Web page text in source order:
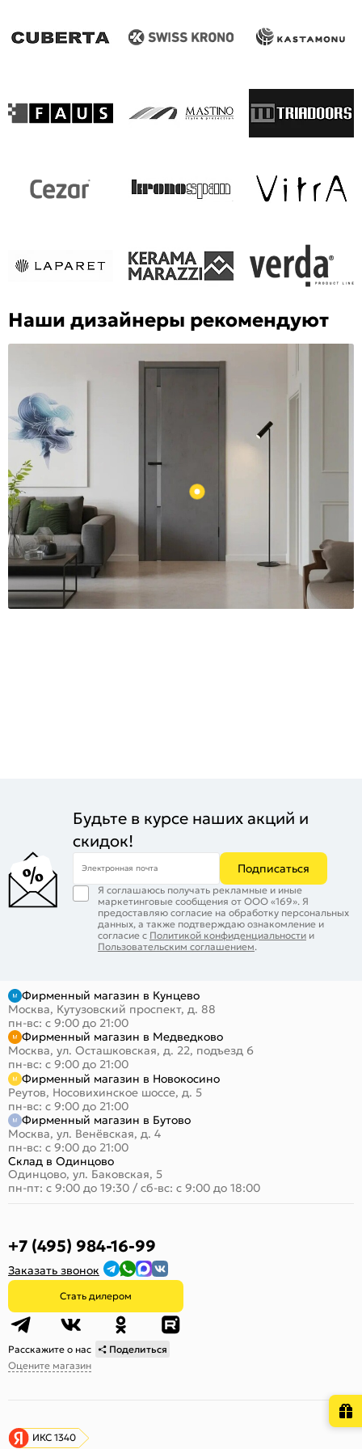
Наши дизайнеры рекомендуют
Будьте в курсе наших акций и
скидок!
Электронная почта Подписаться
Я соглашаюсь получать рекламные и иные
маркетинговые сообщения от ООО «169». Я
предоставляю согласие на обработку персональных
данных, а также подтверждаю ознакомление и
согласие с Политикой конфиденциальности и
Пользовательским соглашением.
Фирменный магазин в Кунцево
Москва, Кутузовский проспект, д. 88
пн-вс: с 9:00 до 21:00
Фирменный магазин в Медведково
Москва, ул. Осташковская, д. 22, подъезд 6
пн-вс: с 9:00 до 21:00
Фирменный магазин в Новокосино
Реутов, Носовихинское шоссе, д. 5
пн-вс: с 9:00 до 21:00
Фирменный магазин в Бутово
Москва, ул. Венёвская, д. 4
пн-вс: с 9:00 до 21:00
Склад в Одинцово
Одинцово, ул. Баковская, 5
пн-пт: с 9:00 до 19:30 / сб-вс: с 9:00 до 18:00
+7 (495) 984-16-99
Заказать звонок
Стать дилером
Расскажите о нас
Поделиться
Оцените магазин
ИКС 1340